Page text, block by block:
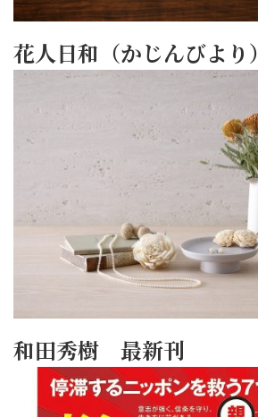
花人日和（かじんびより）
和田秀樹 最新刊